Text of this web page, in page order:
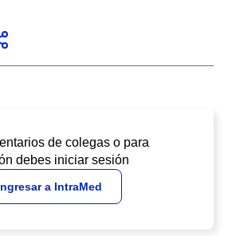
de colegas o para
debes iniciar sesión
a IntraMed